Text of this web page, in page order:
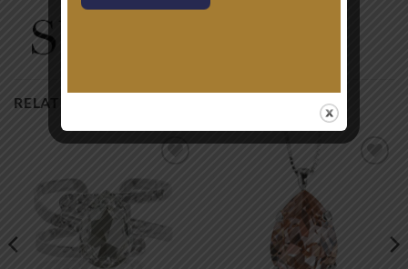
RELATERADE PRODUKTER
Lägg till i
önskelistan!